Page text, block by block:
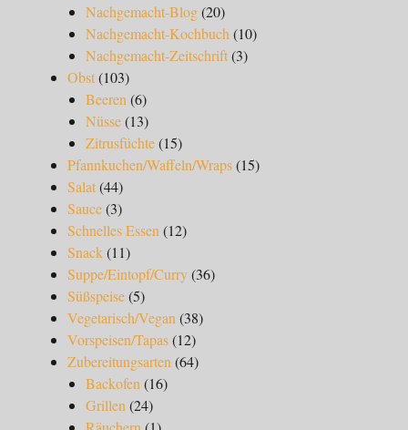
Nachgemacht-Blog(20)
Nachgemacht-Kochbuch (10)
Nachgemacht-Zeitschrift(3)
Obst(103)
Beeren (6)
Nüsse(13)
Zitrusfüchte(15)
Pfannkuchen/Waffeln/Wraps(15)
Salat(44)
Sauce(3)
Schnelles Essen (12)
Snack(11)
Suppe/Eintopf/Curry(36)
Süßspeise(5)
Vegetarisch/Vegan (38)
Vorspeisen/Tapas(12)
Zubereitungsarten (64)
Backofen (16)
Grillen (24)